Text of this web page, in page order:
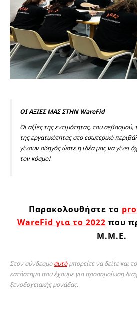
ΟΙ ΑΞΙΕΣ ΜΑΣ ΣΤΗΝ WareFid
Οι αξίες της εντιμότητας, του σεβασμού,
της εργατικότητας στο εσωτερικό
γίνουν οδηγός ώστε η ιδέα μας να γίνει
τον κόσμο!
Παρακολουθήστε το
WareFid για το 2022 που
Μ.Μ.Ε.
Στον σύνδεσμοαυτόμπορείτε να δείτε και
κατάστημα που έχουμε για προσομοίωση
ξενοδοχειακής μονάδας.